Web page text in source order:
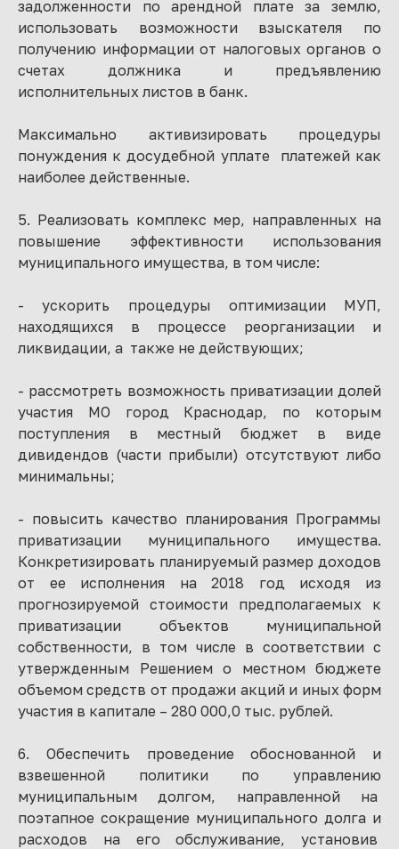
задолженности по арендной плате за землю,
использовать возможности взыскателя по
получению информации от налоговых органов о
счетах должника и предъявлению
исполнительных листов в банк.
Максимально активизировать процедуры
понуждения к досудебной уплате платежей как
наиболее действенные.
5. Реализовать комплекс мер, направленных на
повышение эффективности использования
муниципального имущества, в том числе:
- ускорить процедуры оптимизации МУП,
находящихся в процессе реорганизации и
ликвидации, а также не действующих;
- рассмотреть возможность приватизации долей
участия МО город Краснодар, по которым
поступления в местный бюджет в виде
дивидендов (части прибыли) отсутствуют либо
минимальны;
- повысить качество планирования Программы
приватизации муниципального имущества.
Конкретизировать планируемый размер доходов
от ее исполнения на 2018 год исходя из
прогнозируемой стоимости предполагаемых к
приватизации объектов муниципальной
собственности, в том числе в соответствии с
утвержденным Решением о местном бюджете
объемом средств от продажи акций и иных форм
участия в капитале – 280 000,0 тыс. рублей.
6. Обеспечить проведение обоснованной и
взвешенной политики по управлению
муниципальным долгом, направленной на
поэтапное сокращение муниципального долга и
расходов на его обслуживание, установив